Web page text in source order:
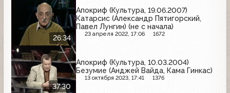
26:34
Апокриф (Культура, 19.06.2007)
Катарсис (Александр Пятигорский,
Павел Лунгин) (не с начала)
23 апреля 2022, 17:06 1672
37:30
Апокриф (Культура, 10.03.2004)
Безумие (Анджей Вайда, Кама Гинкас)
13 октября 2023, 17:41 1376